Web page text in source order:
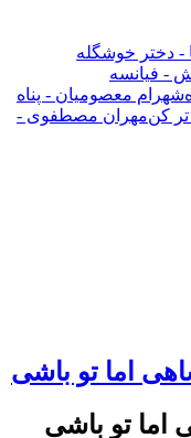
- دختر خوشگله
- فیانسه
شهرام معصومیان - پناه
مهران مصطفوی -
اما تو باشی
اما تو باشی